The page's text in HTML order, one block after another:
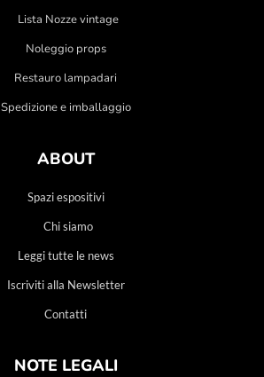
Lista Nozze vintage
Noleggio props
Restauro lampadari
Spedizione e imballaggio
ABOUT
Spazi espositivi
Chi siamo
Leggi tutte le news
Iscriviti alla Newsletter
Contatti
NOTE LEGALI